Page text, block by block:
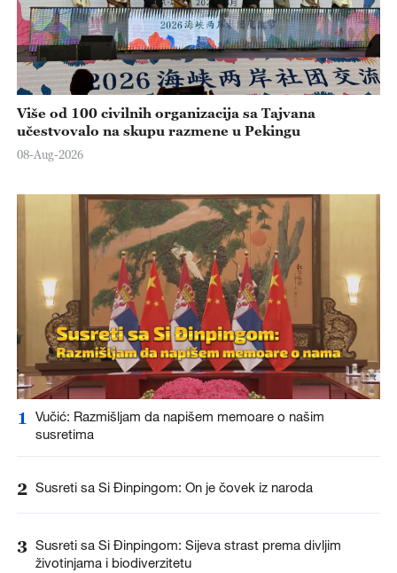
Više od 100 civilnih organizacija sa Tajvana
učestvovalo na skupu razmene u Pekingu
08-Aug-2026
1
Vučić: Razmišljam da napišem memoare o našim
susretima
2 Susreti sa Si Đinpingom: On je čovek iz naroda
3 Susreti sa Si Đinpingom: Sijeva strast prema divljim
životinjama i biodiverzitetu